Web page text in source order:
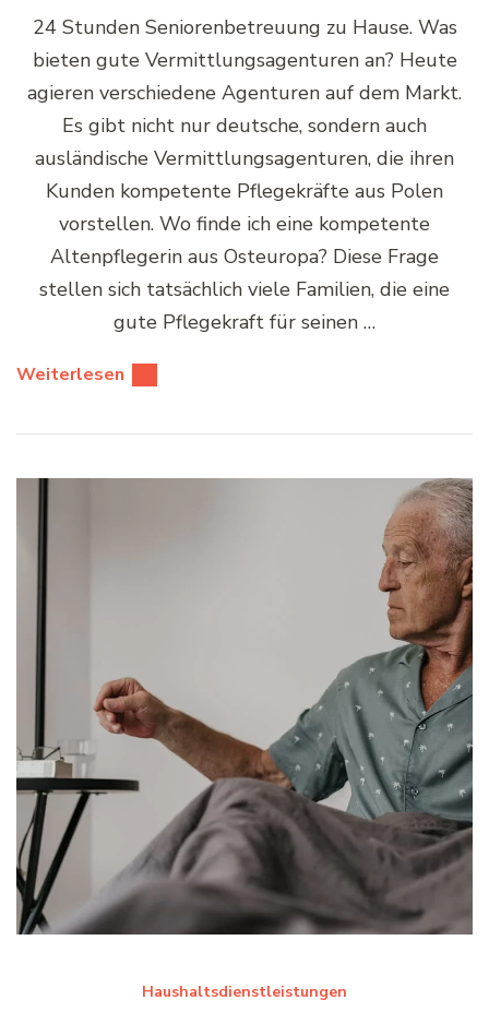
24 Stunden Seniorenbetreuung zu Hause. Was
bieten gute Vermittlungsagenturen an? Heute
agieren verschiedene Agenturen auf dem Markt.
Es gibt nicht nur deutsche, sondern auch
ausländische Vermittlungsagenturen, die ihren
Kunden kompetente Pflegekräfte aus Polen
vorstellen. Wo finde ich eine kompetente
Altenpflegerin aus Osteuropa? Diese Frage
stellen sich tatsächlich viele Familien, die eine
gute Pflegekraft für seinen …
Weiterlesen
Haushaltsdienstleistungen